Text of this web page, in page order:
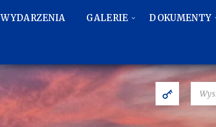
WYDARZENIA GALERIE DOKUMENTY